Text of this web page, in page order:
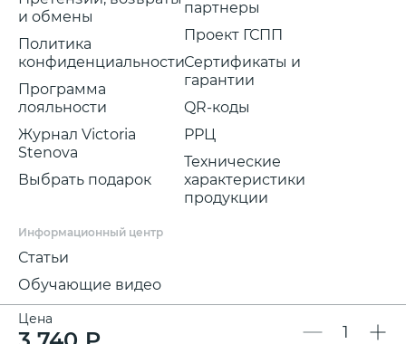
Цена
и обмены
Политика
конфиденциальности
Программа
лояльности
Журнал Victoria
Stenova
Выбрать подарок
партнеры
Проект ГСПП
Сертификаты и
гарантии
QR-коды
РРЦ
Технические
характеристики
продукции
Информационный центр
Статьи
Обучающие видео
Мы в соц.сетях: